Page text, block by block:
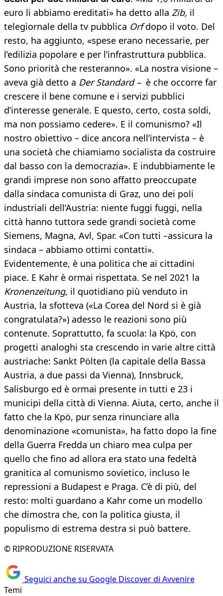
euro li abbiamo ereditati» ha detto alla Zib, il
telegiornale della tv pubblica Orfdopo il voto. Del
resto, ha aggiunto, «spese erano necessarie, per
l’edilizia popolare e per l’infrastruttura pubblica.
Sono priorità che resteranno». «La nostra visione –
aveva già detto a Der Standard – è che occorre far
crescere il bene comune e i servizi pubblici
d’interesse generale. E questo, certo, costa soldi,
ma non possiamo cedere». E il comunismo? «Il
nostro obiettivo – dice ancora nell’intervista – è
una società che chiamiamo socialista da costruire
dal basso con la democrazia». E indubbiamente le
grandi imprese non sono affatto preoccupate
dalla sindaca comunista di Graz, uno dei poli
industriali dell’Austria: niente fuggi fuggi, nella
città hanno tuttora sede grandi società come
Siemens, Magna, Avl, Spar. «Con tutti –assicura la
sindaca – abbiamo ottimi contatti».
Evidentemente, è una politica che ai cittadini
piace. E Kahr è ormai rispettata. Se nel 2021 la
Kronenzeitung, il quotidiano più venduto in
Austria, la sfotteva («La Corea del Nord si è già
congratulata?») adesso le reazioni sono più
contenute. Soprattutto, fa scuola: la Kpö, con
progetti analoghi sta crescendo in varie altre città
austriache: Sankt Pölten (la capitale della Bassa
Austria, a due passi da Vienna), Innsbruck,
Salisburgo ed è ormai presente in tutti e 23 i
municipi della città di Vienna. Aiuta, certo, anche il
fatto che la Kpö, pur senza rinunciare alla
denominazione «comunista», ha fatto dopo la fine
della Guerra Fredda un chiaro mea culpa per
quello che fino ad allora era stato una fedeltà
granitica al comunismo sovietico, incluso le
repressioni a Budapest e Praga. C’è di più, del
resto: molti guardano a Kahr come un modello
che dimostra che, con la politica giusta, il
populismo di estrema destra si può battere.
© RIPRODUZIONE RISERVATA
Seguici anche su Google Discover di Avvenire
Temi